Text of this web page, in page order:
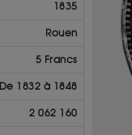
1835
Rouen
5 Francs
De 1832 à 1848
2 062 160